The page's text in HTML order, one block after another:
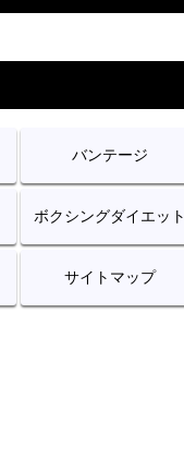
バンテージ
ボクシングダイエット
サイトマップ